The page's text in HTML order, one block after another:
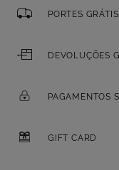
PORTES
DEVOLUÇÕES
PAGAMENTOS
GIFT CARD